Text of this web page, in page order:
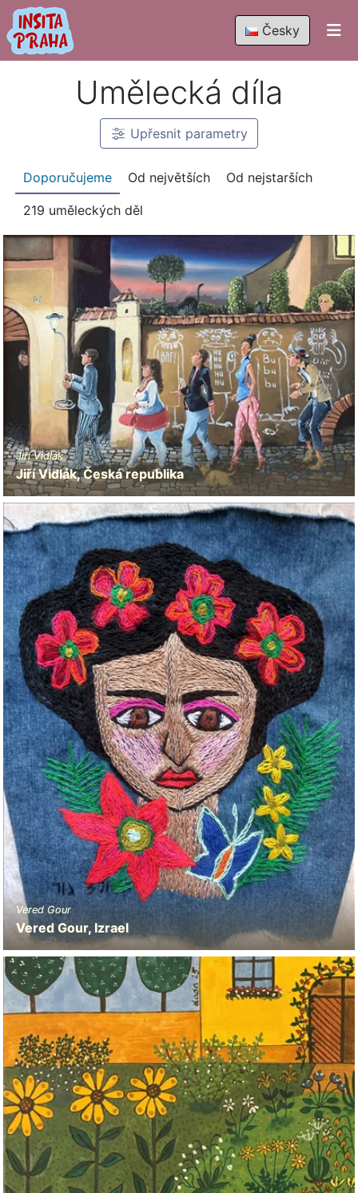
Česky
Umělecká díla
Upřesnit parametry
Doporučujeme Od největších Od nejstarších
219 uměleckých děl
Jiří Vidlák
Jiří Vidlák, Česká republika
Vered Gour
Vered Gour, Izrael